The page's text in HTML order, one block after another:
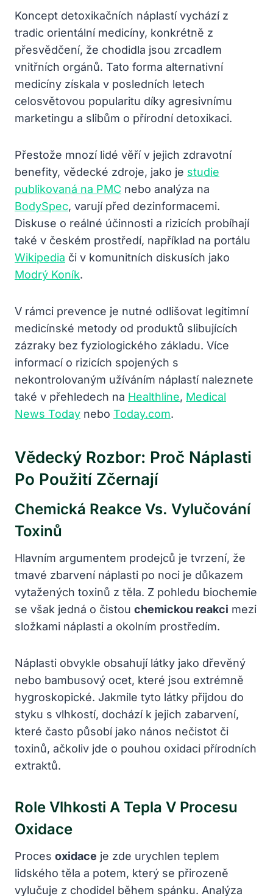
Koncept detoxikačních náplastí vychází z
tradic orientální medicíny, konkrétně z
přesvědčení, že chodidla jsou zrcadlem
vnitřních orgánů. Tato forma alternativní
medicíny získala v posledních letech
celosvětovou popularitu díky agresivnímu
marketingu a slibům o přírodní detoxikaci.
Přestože mnozí lidé věří v jejich zdravotní
benefity, vědecké zdroje, jako je studie
publikovaná na PMC nebo analýza na
BodySpec, varují před dezinformacemi.
Diskuse o reálné účinnosti a rizicích probíhají
také v českém prostředí, například na portálu
Wikipedia či v komunitních diskusích jako
Modrý Koník.
V rámci prevence je nutné odlišovat legitimní
medicínské metody od produktů slibujících
zázraky bez fyziologického základu. Více
informací o rizicích spojených s
nekontrolovaným užíváním náplastí naleznete
také v přehledech na Healthline, Medical
News Today nebo Today.com.
Vědecký Rozbor: Proč Náplasti
Po Použití Zčernají
Chemická Reakce Vs. Vylučování
Toxinů
Hlavním argumentem prodejců je tvrzení, že
tmavé zbarvení náplasti po noci je důkazem
vytažených toxinů z těla. Z pohledu biochemie
se však jedná o čistou chemickou reakci mezi
složkami náplasti a okolním prostředím.
Náplasti obvykle obsahují látky jako dřevěný
nebo bambusový ocet, které jsou extrémně
hygroskopické. Jakmile tyto látky přijdou do
styku s vlhkostí, dochází k jejich zabarvení,
které často působí jako nános nečistot či
toxinů, ačkoliv jde o pouhou oxidaci přírodních
extraktů.
Role Vlhkosti A Tepla V Procesu
Oxidace
Proces oxidace je zde urychlen teplem
lidského těla a potem, který se přirozeně
vylučuje z chodidel během spánku. Analýza